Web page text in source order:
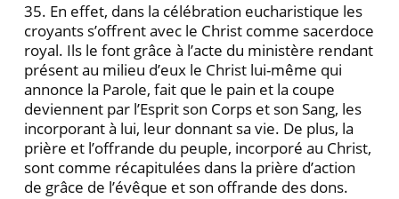
35. En effet, dans la célébration eucharistique les
croyants s’offrent avec le Christ comme sacerdoce
royal. Ils le font grâce à l’acte du ministère rendant
présent au milieu d’eux le Christ lui-même qui
annonce la Parole, fait que le pain et la coupe
deviennent par l’Esprit son Corps et son Sang, les
incorporant à lui, leur donnant sa vie. De plus, la
prière et l’offrande du peuple, incorporé au Christ,
sont comme récapitulées dans la prière d’action
de grâce de l’évêque et son offrande des dons.